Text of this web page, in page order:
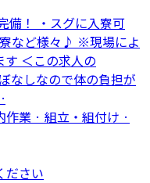
備！ ・スグに入寮可
など様々♪ ※現場によ
す ＜この求人の
なしなので体の負担が
業 · 組立・組付け ·
ださい